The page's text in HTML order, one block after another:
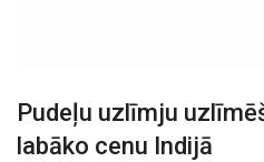
Pudeļu uzlīmju
labāko cenu Indijā